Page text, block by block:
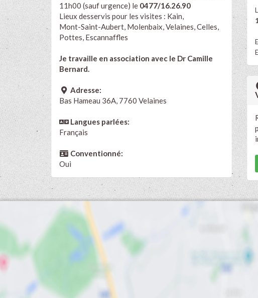
11h00 (sauf urgence) le 0477/16.26.90
Lieux desservis pour les visites : Kain,
Mont-Saint-Aubert, Molenbaix, Velaines, Celles,
Pottes, Escannaffles
Je travaille en association avec le Dr Camille
Bernard.
Adresse:
Bas Hameau 36A, 7760 Velaines
Langues parlées:
Français
Conventionné:
Oui